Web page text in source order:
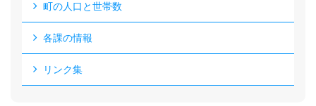
町の人口と世帯数
各課の情報
リンク集